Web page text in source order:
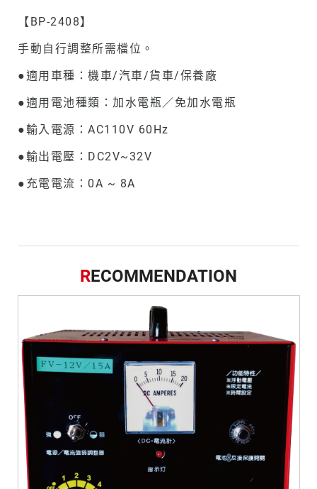
Product
【BP-2408】
手動自行調整所需檔位。
●適用車種：機車/汽車/貨車/保養廠
●適用電池種類：加水電瓶／免加水電瓶
●輸入電源：AC110V 60Hz
●輸出電壓：DC2V~32V
●充電電流：0A ~ 8A
RECOMMENDATION